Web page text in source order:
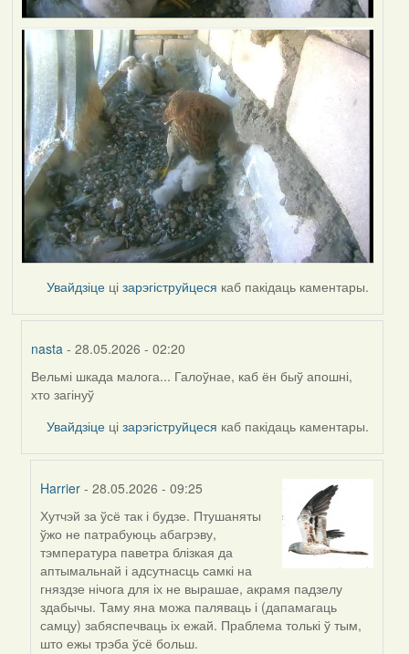
Увайдзіце цізарэгіструйцеся каб пакідаць каментары.
nasta - 28.05.2026 - 02:20
In
reply
Harrier
Вельмі шкада малога... Галоўнае, каб ён быў апошні,
хто загінуў
Увайдзіце цізарэгіструйцеся каб пакідаць каментары.
Harrier - 28.05.2026 - 09:25
In
reply
to
by
nasta
Хутчэй за ўсё так і будзе. Птушаняты
ўжо не патрабуюць абагрэву,
тэмпература паветра блізкая да
аптымальнай і адсутнасць самкі на
гняздзе нічога для іх не вырашае, акрамя падзелу
здабычы. Таму яна можа паляваць і (дапамагаць
самцу) забяспечваць іх ежай. Праблема толькі ў тым,
што ежы трэба ўсё больш.